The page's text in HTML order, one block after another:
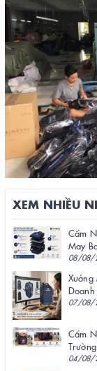
XEM NHIỀU
Cẩm
May
08/08/
Xưởng
07/08/
Cẩm
04/08/